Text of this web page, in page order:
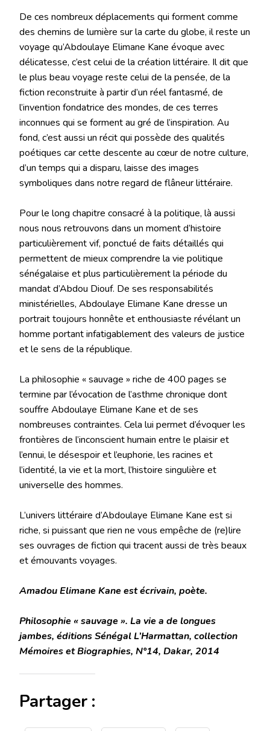
De ces nombreux déplacements qui forment comme
des chemins de lumière sur la carte du globe, il reste un
voyage qu’Abdoulaye Elimane Kane évoque avec
délicatesse, c’est celui de la création littéraire. Il dit que
le plus beau voyage reste celui de la pensée, de la
fiction reconstruite à partir d’un réel fantasmé, de
l’invention fondatrice des mondes, de ces terres
inconnues qui se forment au gré de l’inspiration. Au
fond, c’est aussi un récit qui possède des qualités
poétiques car cette descente au cœur de notre culture,
d’un temps qui a disparu, laisse des images
symboliques dans notre regard de flâneur littéraire.
Pour le long chapitre consacré à la politique, là aussi
nous nous retrouvons dans un moment d’histoire
particulièrement vif, ponctué de faits détaillés qui
permettent de mieux comprendre la vie politique
sénégalaise et plus particulièrement la période du
mandat d’Abdou Diouf. De ses responsabilités
ministérielles, Abdoulaye Elimane Kane dresse un
portrait toujours honnête et enthousiaste révélant un
homme portant infatigablement des valeurs de justice
et le sens de la république.
La philosophie « sauvage » riche de 400 pages se
termine par l’évocation de l’asthme chronique dont
souffre Abdoulaye Elimane Kane et de ses
nombreuses contraintes. Cela lui permet d’évoquer les
frontières de l’inconscient humain entre le plaisir et
l’ennui, le désespoir et l’euphorie, les racines et
l’identité, la vie et la mort, l’histoire singulière et
universelle des hommes.
L’univers littéraire d’Abdoulaye Elimane Kane est si
riche, si puissant que rien ne vous empêche de (re)lire
ses ouvrages de fiction qui tracent aussi de très beaux
et émouvants voyages.
Amadou Elimane Kane est écrivain, poète.
Philosophie « sauvage ». La vie a de longues
jambes, éditions Sénégal L’Harmattan, collection
Mémoires et Biographies, N°14, Dakar, 2014
Partager :